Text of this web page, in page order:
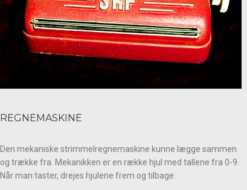
REGNEMASKINE
Den mekaniske strimmelregnemaskine kunne lægge sammen
og trække fra. Mekanikken er en række hjul med tallene fra 0-9.
Når man taster, drejes hjulene frem og tilbage.